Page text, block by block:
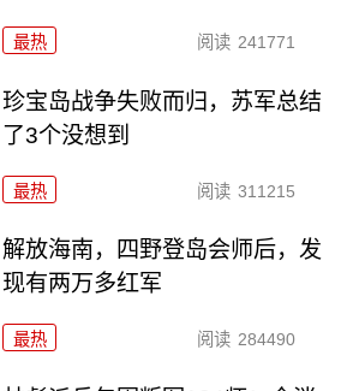
最热 阅读 241771
珍宝岛战争失败而归，苏军总结
了3个没想到
最热 阅读 311215
解放海南，四野登岛会师后，发
现有两万多红军
最热 阅读 284490